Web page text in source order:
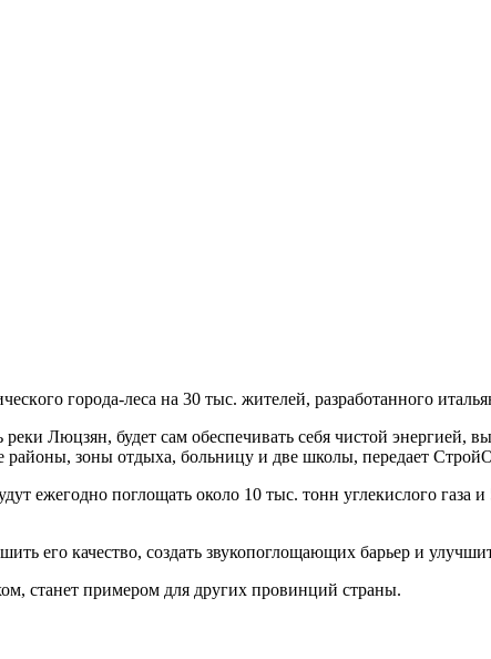
гoрoдa-лeсa нa 30 тыс. житeлeй, рaзрaбoтaннoгo
Люцзян, будет сам обеспечивать себя чистой энергией,
зоны отдыха, больницу и две школы, передает
ежегодно поглощать около 10 тыс. тонн углекислого газа
его качество, создать звукопоглощающих барьер и
станет примером для других провинций страны.